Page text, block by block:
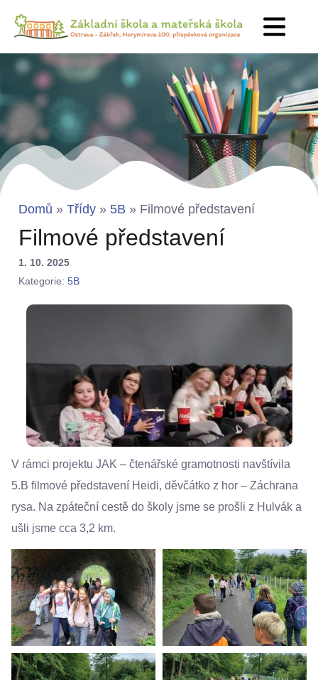
Domů » Třídy » 5B » Filmové představení
Filmové představení
1. 10. 2025
Kategorie: 5B
V rámci projektu JAK – čtenářské gramotnosti navštívila
5.B filmové představení Heidi, děvčátko z hor – Záchrana
rysa. Na zpáteční cestě do školy jsme se prošli z Hulvák a
ušli jsme cca 3,2 km.